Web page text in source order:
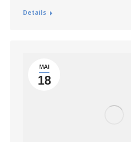
Details
MAI
18